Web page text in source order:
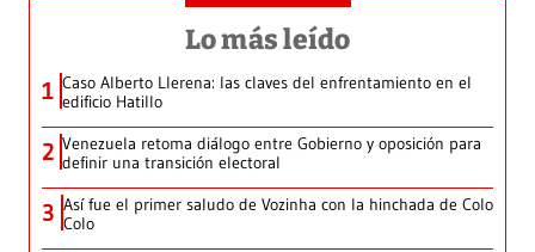
Lo más leído
1 Caso Alberto Llerena: las claves del enfrentamiento en el
edificio Hatillo
2 Venezuela retoma diálogo entre Gobierno y oposición para
definir una transición electoral
3 Así fue el primer saludo de Vozinha con la hinchada de Colo
Colo